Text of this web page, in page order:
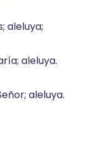
aleluya;
aleluya.
aleluya.